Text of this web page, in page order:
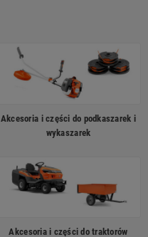
Akcesoria i części do podkaszarek i
wykaszarek
Akcesoria i części do traktorów